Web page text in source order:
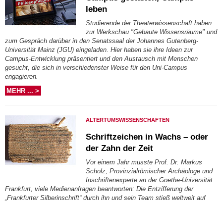
leben
Studierende der Theaterwissenschaft haben
zur Werkschau "Gebaute Wissensräume" und
zum Gespräch darüber in den Senatssaal der Johannes Gutenberg-
Universität Mainz (JGU) eingeladen. Hier haben sie ihre Ideen zur
Campus-Entwicklung präsentiert und den Austausch mit Menschen
gesucht, die sich in verschiedenster Weise für den Uni-Campus
engagieren.
MEHR ... >
ALTERTUMSWISSENSCHAFTEN
Schriftzeichen in Wachs – oder
der Zahn der Zeit
Vor einem Jahr musste Prof. Dr. Markus
Scholz, Provinzialrömischer Archäologe und
Inschriftenexperte an der Goethe-Universität
Frankfurt, viele Medienanfragen beantworten: Die Entzifferung der
„Frankfurter Silberinschrift“ durch ihn und sein Team stieß weltweit auf